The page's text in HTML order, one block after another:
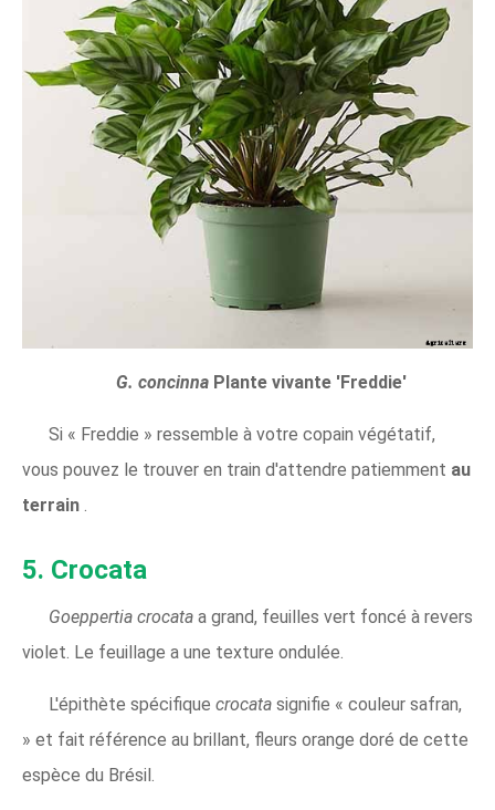
G. concinna Plante vivante 'Freddie'
Si « Freddie » ressemble à votre copain végétatif,
vous pouvez le trouver en train d'attendre patiemment au
terrain
5. Crocata
Goeppertia crocata a grand, feuilles vert foncé à revers
violet. Le feuillage a une texture ondulée.
L'épithète spécifique crocata signifie « couleur safran,
» et fait référence au brillant, fleurs orange doré de cette
espèce du Brésil.